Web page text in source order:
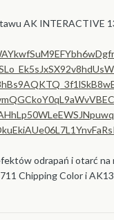
AK INTERACTIVE
odrapań i otarć na
Chipping Color i